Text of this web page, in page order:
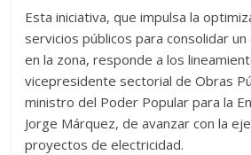
Esta iniciativa, que impulsa la
servicios públicos para consolidar
en la zona, responde a los
vicepresidente sectorial de Obras
ministro del Poder Popular para la
Jorge Márquez, de avanzar con la
proyectos de electricidad.